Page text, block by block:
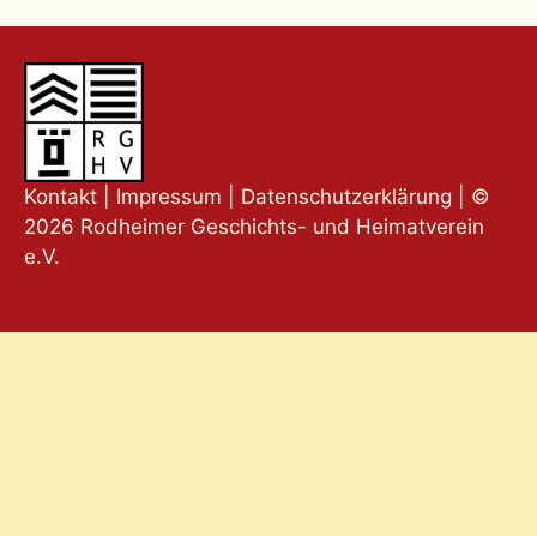
Kontakt Impressum Datenschutzerklärung | ©
2026 Rodheimer Geschichts- und Heimatverein
e.V.